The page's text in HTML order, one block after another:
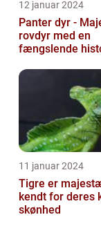
12 januar 2024
Panter dyr -
rovdyr med en
fængslende
11 januar 2024
Tigre er
kendt for deres
skønhed